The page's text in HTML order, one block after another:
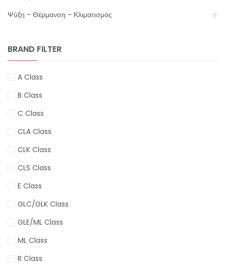
Ψύξη - Θέρμανση - Κλιματισμός
BRAND FILTER
A Class
B Class
C Class
CLA Class
CLK Class
CLS Class
E Class
GLC/GLK Class
GLE/ML Class
ML Class
R Class